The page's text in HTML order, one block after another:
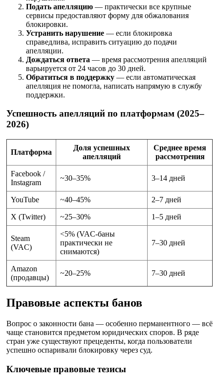
Подать апелляцию — практически все крупные
сервисы предоставляют форму для обжалования
блокировки.
Устранить нарушение — если блокировка
справедлива, исправить ситуацию до подачи
апелляции.
Дождаться ответа — время рассмотрения апелляций
варьируется от 24 часов до 30 дней.
Обратиться в поддержку — если автоматическая
апелляция не помогла, написать напрямую в службу
поддержки.
Успешность апелляций по платформам (2025–
2026)
Платформа
Доля успешных
апелляций
Среднее время
рассмотрения
Facebook /
Instagram
~30–35% 3–14 дней
YouTube ~40–45% 2–7 дней
X (Twitter) ~25–30% 1–5 дней
Steam
(VAC)
<5% (VAC-баны
практически не
снимаются)
7–30 дней
Amazon
(продавцы)
~20–25% 7–30 дней
Правовые аспекты банов
Вопрос о законности бана — особенно перманентного — всё
чаще становится предметом юридических споров. В ряде
стран уже существуют прецеденты, когда пользователи
успешно оспаривали блокировку через суд.
Ключевые правовые тезисы